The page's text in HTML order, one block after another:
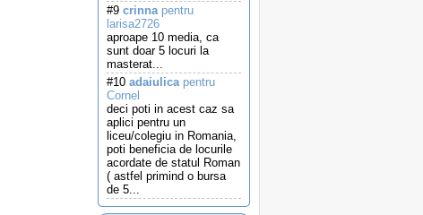
#9 crinnapentru
larisa2726
aproape 10 media, ca
sunt doar 5 locuri la
masterat...
#10 adaiulicapentru
Cornel
deci poti in acest caz sa
aplici pentru un
liceu/colegiu in Romania,
poti beneficia de locurile
acordate de statul Roman
( astfel primind o bursa
de 5...